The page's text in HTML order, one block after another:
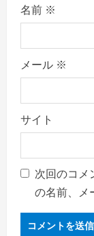
名前 ※
メール ※
サイト
次回のコメ
の名前、メ